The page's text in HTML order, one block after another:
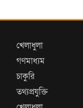
খেলাধুলা
গণমাধ্যম
চাকুরি
তথ্যপ্রযুক্তি